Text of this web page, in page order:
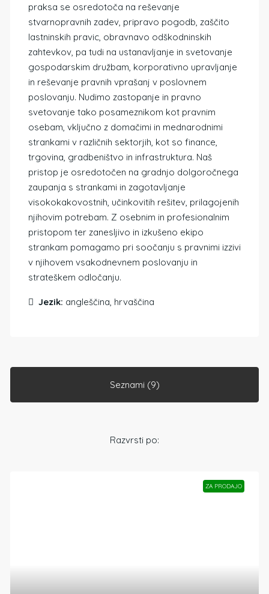
praksa se osredotoča na reševanje
stvarnopravnih zadev, pripravo pogodb, zaščito
lastninskih pravic, obravnavo odškodninskih
zahtevkov, pa tudi na ustanavljanje in svetovanje
gospodarskim družbam, korporativno upravljanje
in reševanje pravnih vprašanj v poslovnem
poslovanju. Nudimo zastopanje in pravno
svetovanje tako posameznikom kot pravnim
osebam, vključno z domačimi in mednarodnimi
strankami v različnih sektorjih, kot so finance,
trgovina, gradbeništvo in infrastruktura. Naš
pristop je osredotočen na gradnjo dolgoročnega
zaupanja s strankami in zagotavljanje
visokokakovostnih, učinkovitih rešitev, prilagojenih
njihovim potrebam. Z osebnim in profesionalnim
pristopom ter zanesljivo in izkušeno ekipo
strankam pomagamo pri soočanju s pravnimi izzivi
v njihovem vsakodnevnem poslovanju in
strateškem odločanju.
Jezik: angleščina, hrvaščina
Seznami (9)
Razvrsti po:
ZA PRODAJO